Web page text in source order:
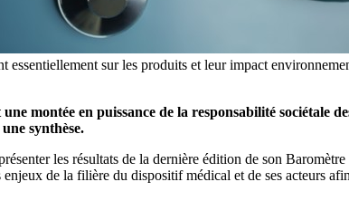
essentiellement sur les produits et leur impact
montée en puissance de la responsabilité sociétale
synthèse.
les résultats de la dernière édition de son
de la filière du dispositif médical et de ses acteurs